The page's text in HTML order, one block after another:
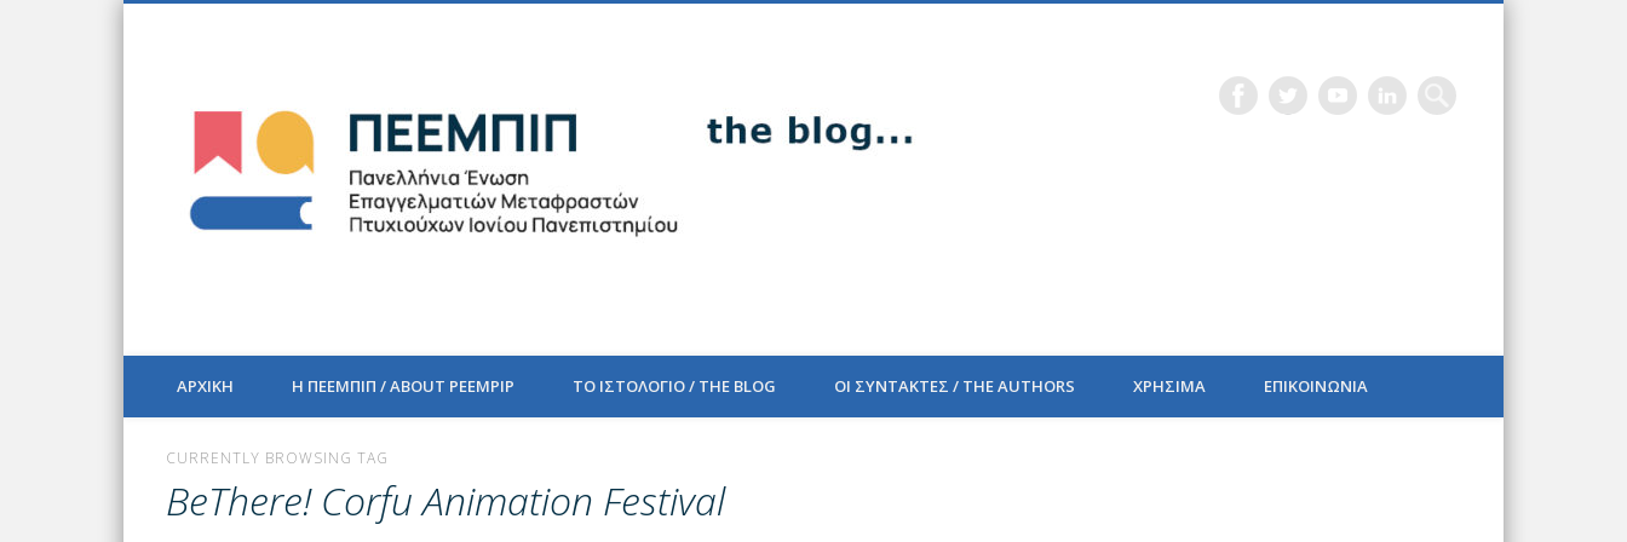
PEEMPIP BLOG
ΑΡΧΙΚΗ Η ΠΕΕΜΠΙΠ / ABOUT PEEMPIP ΤΟ ΙΣΤΟΛΟΓΙΟ / THE BLOG ΟΙ ΣΥΝΤΑΚΤΕΣ / THE AUTHORS ΧΡΗΣΙΜΑ ΕΠΙΚΟΙΝΩΝΙΑ
CURRENTLY BROWSING TAG
BeThere! Corfu Animation Festival